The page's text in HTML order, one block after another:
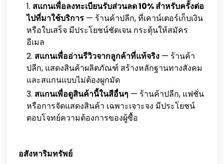
สแกนเพื่อลงทะเบียนรับส่วนลด 10% สำหรับครั้งต่อ
ไปที่มาใช้บริการ — ร้านค้าปลีก, ที่เคาน์เตอร์เก็บเงิน
หรือใบเสร็จ มีประโยชน์ชัดเจน กระตุ้นให้สมัคร
อีเมล
สแกนเพื่ออ่านรีวิวจากลูกค้าที่แท้จริง — ร้านค้า
ปลีก, แสดงสินค้าผลิตภัณฑ์ สร้างหลักฐานทางสังคม
และสแกนแบบไม่ต้องผูกมัด
สแกนเพื่อดูสินค้านี้ในสีอื่นๆ — ร้านค้าปลีก, แฟชั่น
หรือการจัดแสดงสินค้า เฉพาะเจาะจง มีประโยชน์
ตอบโจทย์ความต้องการของผู้ซื้อ
อสังหาริมทรัพย์